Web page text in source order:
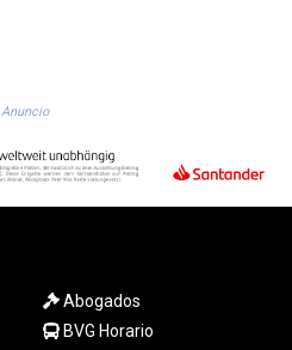
103373.346556
LRD 208.366759
MAD 10.770417
MDL 20.085595
Anuncio
Abogados
BVG Horario